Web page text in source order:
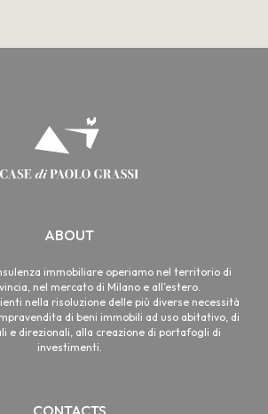
ABOUT
immobiliare operiamo nel territorio di
nel mercato di Milano e all’estero.
nella risoluzione delle più diverse necessità
di beni immobili ad uso abitativo, di
e direzionali, alla creazione di portafogli di
investimenti.